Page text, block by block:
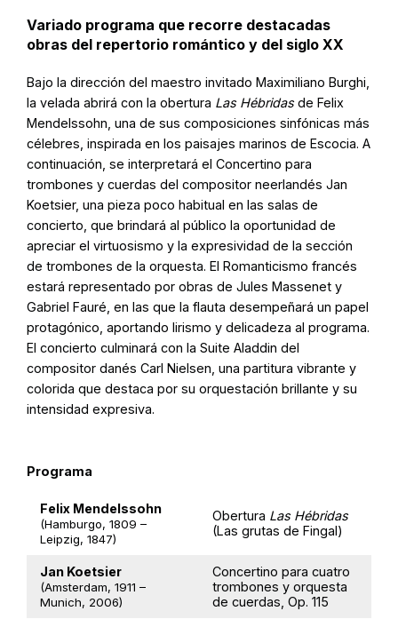
Variado programa que recorre destacadas
obras del repertorio romántico y del siglo XX
Bajo la dirección del maestro invitado Maximiliano Burghi,
la velada abrirá con la obertura Las Hébridasde Felix
Mendelssohn, una de sus composiciones sinfónicas más
célebres, inspirada en los paisajes marinos de Escocia. A
continuación, se interpretará el Concertino para
trombones y cuerdas del compositor neerlandés Jan
Koetsier, una pieza poco habitual en las salas de
concierto, que brindará al público la oportunidad de
apreciar el virtuosismo y la expresividad de la sección
de trombones de la orquesta. El Romanticismo francés
estará representado por obras de Jules Massenet y
Gabriel Fauré, en las que la flauta desempeñará un papel
protagónico, aportando lirismo y delicadeza al programa.
El concierto culminará con la Suite Aladdin del
compositor danés Carl Nielsen, una partitura vibrante y
colorida que destaca por su orquestación brillante y su
intensidad expresiva.
Programa
Felix Mendelssohn
(Hamburgo, 1809 –
Leipzig, 1847)
Obertura Las Hébridas
(Las grutas de Fingal)
Jan Koetsier
(Amsterdam, 1911 –
Munich, 2006)
Concertino para cuatro
trombones y orquesta
de cuerdas, Op. 115